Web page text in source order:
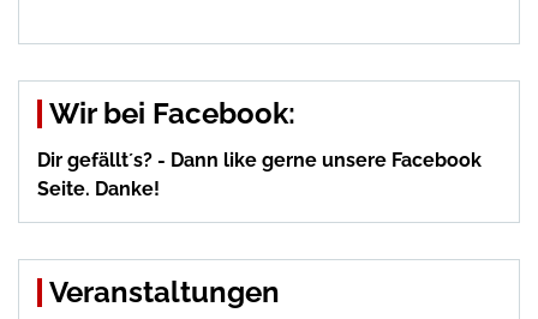
Wir bei Facebook:
Dir gefällt´s? - Dann like gerne unsere Facebook
Seite. Danke!
Veranstaltungen